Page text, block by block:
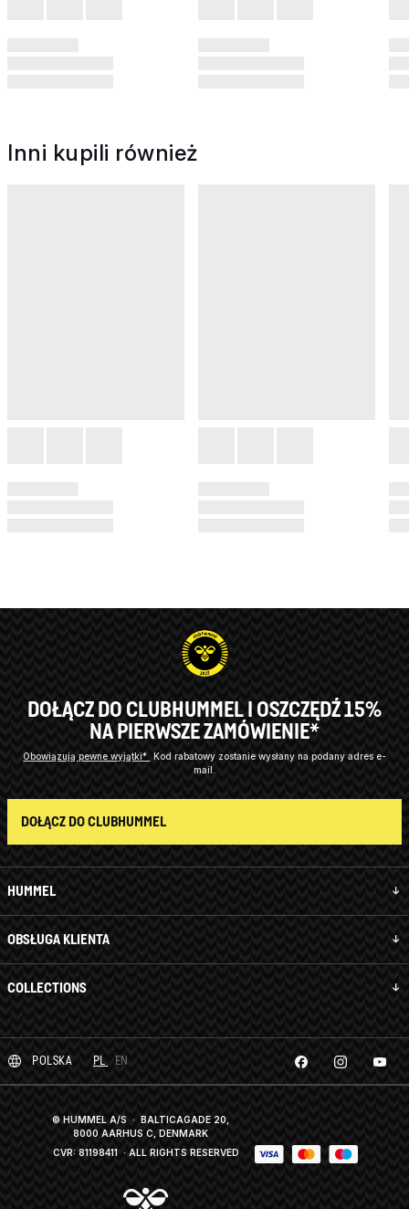
Inni kupili również
HUMMEL
OBSŁUGA KLIENTA
COLLECTIONS
DOŁĄCZ DO CLUBHUMMEL I OSZCZĘDŹ 15%
NA PIERWSZE ZAMÓWIENIE*
Obowiązują pewne wyjątki*
Kod rabatowy zostanie wysłany na podany adres e-
mail.
DOŁĄCZ DO CLUBHUMMEL
POLSKA PL EN
© HUMMEL A/S · BALTICAGADE 20,
8000 AARHUS C, DENMARK
CVR: 81198411 · ALL RIGHTS RESERVED